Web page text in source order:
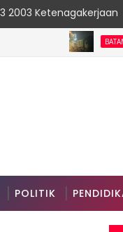
2003 Ketenagakerjaan
BATAM
POLITIK